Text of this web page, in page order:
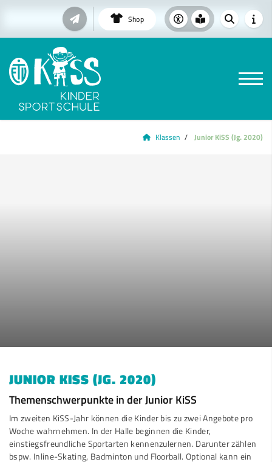
Shop
Klassen Junior KiSS (Jg. 2020)
JUNIOR KISS (JG. 2020)
Themenschwerpunkte in der Junior KiSS
Im zweiten KiSS-Jahr können die Kinder bis zu zwei Angebote pro
Woche wahrnehmen. In der Halle beginnen die Kinder,
einstiegsfreundliche Sportarten kennenzulernen. Darunter zählen
bspw. Inline-Skating, Badminton und Floorball. Optional kann ein